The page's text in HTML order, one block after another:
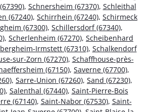
, Schnersheim (67370), Schleithal
(67240), Schirrhein (67240), Schirmeck
(67300), Schillersdorf (67340),
, Scherlenheim (67270), Scheibenhard
Irmstett (67310), Schalkendorf
sur-Zorn (67270), Schaffhouse-près-
(67150), Saverne (67700),
, Sarre-Union (67260), Sand (67230),
, Salenthal (67440), Saint-Pierre-Bois
(67140), Saint-Nabor (67530), Saint-